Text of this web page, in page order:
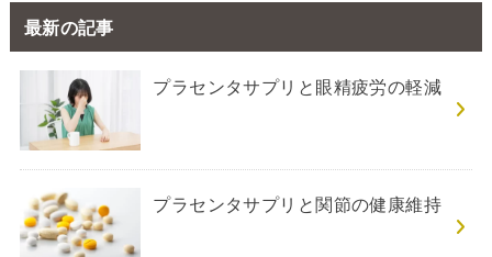
最新の記事
プラセンタサプリと眼精疲労の軽減
プラセンタサプリと関節の健康維持